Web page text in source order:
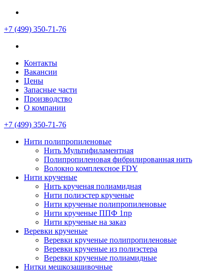
+7 (499) 350-71-76
Контакты
Вакансии
Цены
Запасные части
Производство
О компании
+7 (499) 350-71-76
Нити полипропиленовые
Нить Мультифиламентная
Полипропиленовая фибрилированная нить
Волокно комплексное FDY
Нити крученые
Нить крученая полиамидная
Нити полиэстер крученые
Нити крученые полипропиленовые
Нити крученые ППФ 1пр
Нити крученые на заказ
Веревки крученые
Веревки крученые полипропиленовые
Веревки крученые из полиэстера
Веревки крученые полиамидные
Нитки мешкозашивочные